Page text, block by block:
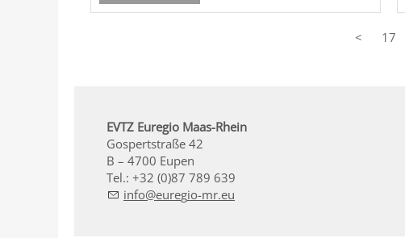
< 17
EVTZ Euregio Maas-Rhein
Gospertstraße 42
B – 4700 Eupen
Tel.: +32 (0)87 789 639
nf
r g -mr